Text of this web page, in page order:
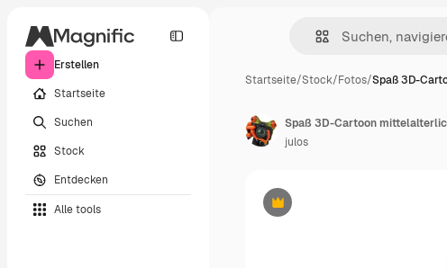
Erstellen
Startseite
Suchen
Stock
Entdecken
Alle tools
Startseite/Stock/Fotos/Spaß 3D-
Premium
Spaß 3D-Cartoon
julos